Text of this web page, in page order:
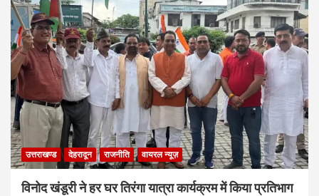
उत्तराखण्ड देहरादून राजनीति वायरल न्यूज़
विनोद खंडूरी ने हर घर तिरंगा यात्रा कार्यक्रम में किया प्रतिभाग